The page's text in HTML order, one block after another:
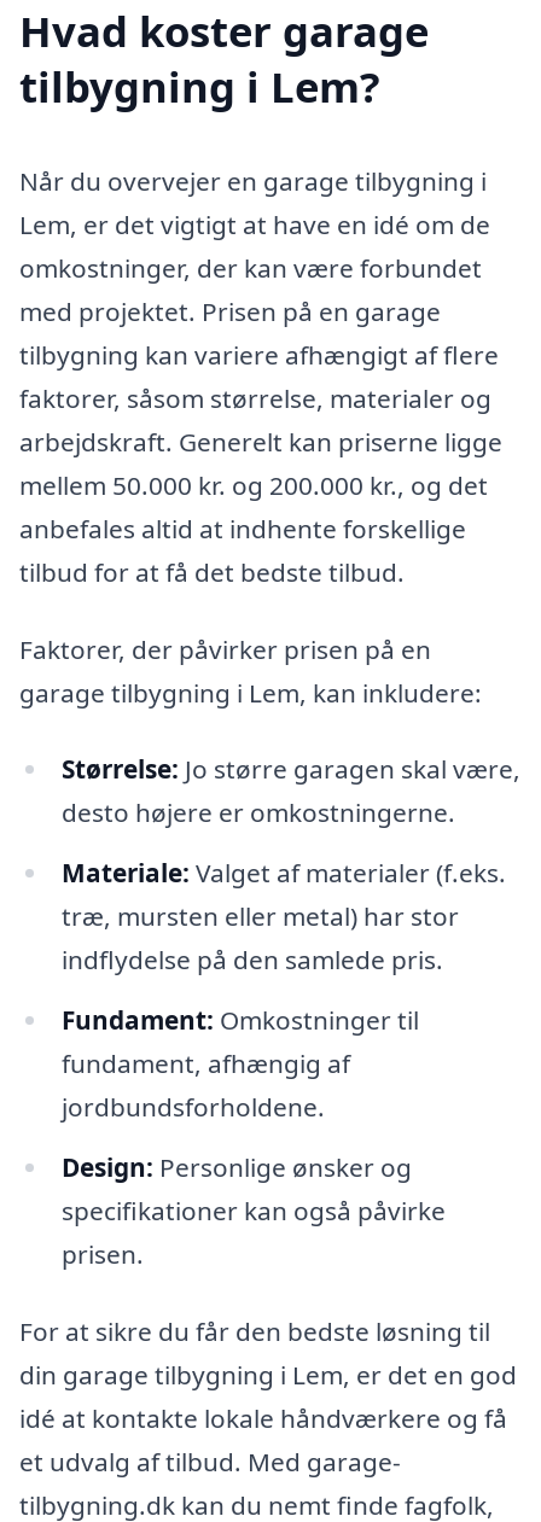
Hvad koster garage
tilbygning i Lem?
Når du overvejer en garage tilbygning i
Lem, er det vigtigt at have en idé om de
omkostninger, der kan være forbundet
med projektet. Prisen på en garage
tilbygning kan variere afhængigt af flere
faktorer, såsom størrelse, materialer og
arbejdskraft. Generelt kan priserne ligge
mellem 50.000 kr. og 200.000 kr., og det
anbefales altid at indhente forskellige
tilbud for at få det bedste tilbud.
Faktorer, der påvirker prisen på en
garage tilbygning i Lem, kan inkludere:
Størrelse: Jo større garagen skal være,
desto højere er omkostningerne.
Materiale: Valget af materialer (f.eks.
træ, mursten eller metal) har stor
indflydelse på den samlede pris.
Fundament: Omkostninger til
fundament, afhængig af
jordbundsforholdene.
Design: Personlige ønsker og
specifikationer kan også påvirke
prisen.
For at sikre du får den bedste løsning til
din garage tilbygning i Lem, er det en god
idé at kontakte lokale håndværkere og få
et udvalg af tilbud. Med garage-
tilbygning.dk kan du nemt finde fagfolk,